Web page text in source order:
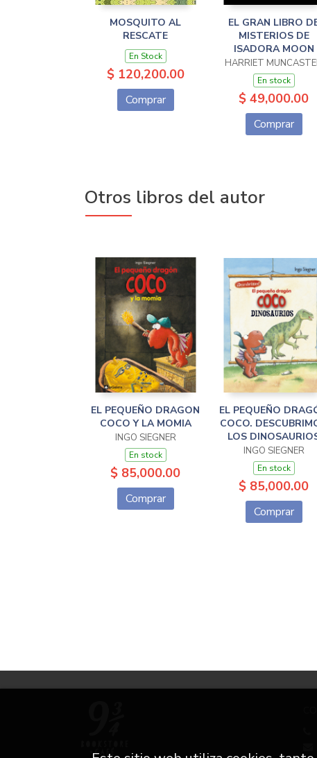
MOSQUITO AL
RESCATE
En Stock
$ 120,200.00
Comprar
EL GRAN LIBRO
MISTERIOS DE
ISADORA MOON
HARRIET
En stock
$ 49,000.00
Comprar
Otros libros del autor
EL PEQUEÑO DRAGON
COCO Y LA MOMIA
INGO SIEGNER
En stock
$ 85,000.00
Comprar
EL PEQUEÑO
COCO.
LOS
INGO SIEGNER
En stock
$ 85,000.00
Comprar